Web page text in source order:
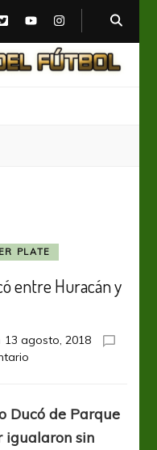
PLATE
entre Huracán y
13 agosto, 2018
en
el
Ducó
Ducó de Parque
igualaron sin